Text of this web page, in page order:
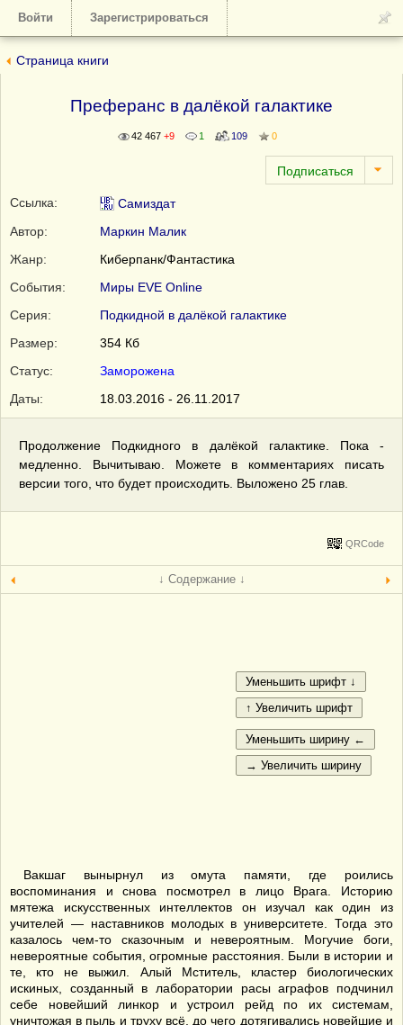
Войти Зарегистрироваться
Страница книги
Преферанс в далёкой галактике
42 467 +9 1 109 0
Ссылка:
Самиздат
Автор:
Маркин Малик
Жанр:
Киберпанк/Фантастика
События:
Миры EVE Online
Серия:
Подкидной в далёкой галактике
Размер:
354 Кб
Статус:
Заморожена
Даты:
18.03.2016 - 26.11.2017
Продолжение Подкидного в далёкой галактике. Пока -
медленно. Вычитываю. Можете в комментариях писать
версии того, что будет происходить. Выложено 25 глав.
QRCode
↓ Содержание ↓
Вакшаг вынырнул из омута памяти, где роились
воспоминания и снова посмотрел в лицо Врага. Историю
мятежа искусственных интеллектов он изучал как один из
учителей — наставников молодых в университете. Тогда это
казалось чем-то сказочным и невероятным. Могучие боги,
невероятные события, огромные расстояния. Были в истории и
те, кто не выжил. Алый Мститель, кластер биологических
искиных, созданный в лаборатории расы аграфов подчинил
себе новейший линкор и устроил рейд по их системам,
уничтожая в пыль и труху всё, до чего дотягивались новейшие и